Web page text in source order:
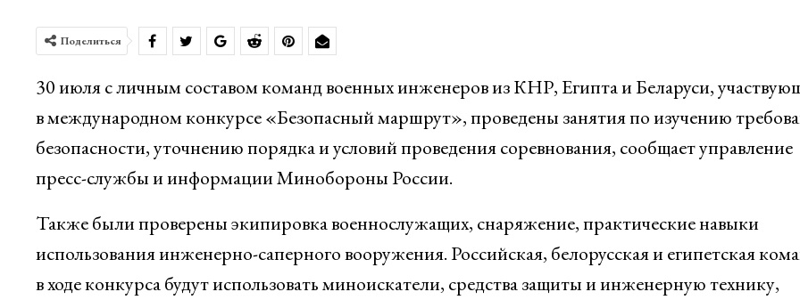
Поделиться
30 июля с личным составом команд военных инженеров из КНР, Египта и Беларуси,
в международном конкурсе «Безопасный маршрут», проведены занятия по изучению
безопасности, уточнению порядка и условий проведения соревнования, сообщает управление
пресс-службы и информации Минобороны России.
Также были проверены экипировка военнослужащих, снаряжение, практические навыки
использования инженерно-саперного вооружения. Российская, белорусская и египетская
в ходе конкурса будут использовать миноискатели, средства защиты и инженерную технику,